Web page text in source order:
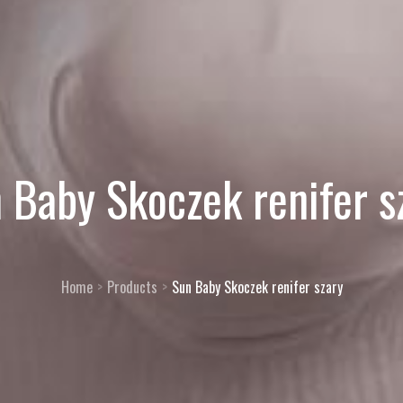
Baby Skoczek renifer
Home Products Sun Baby Skoczek renifer szary